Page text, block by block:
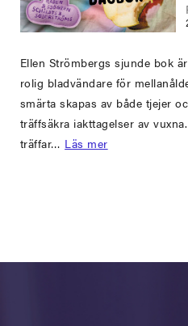
Ellen Strömbergs sjunde bok
rolig bladvändare för
smärta skapas av både tjejer
träffsäkra iakttagelser av
träffar… Läs mer